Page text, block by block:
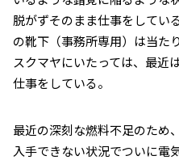
脱がずそのまま仕事をしてい
の靴下（事務所専用）は当た
スクマヤにいたっては、最近
仕事をしている。
最近の深刻な燃料不足のため
入手できない状況でついに電